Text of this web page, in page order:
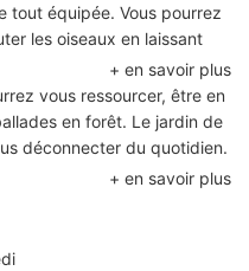
tout équipée. Vous pourrez
les oiseaux en laissant
pour 1, 2 ou 3
une petite promenade
vous ressourcer, être en
en forêt. Le jardin de
déconnecter du quotidien.
suivre une initiation